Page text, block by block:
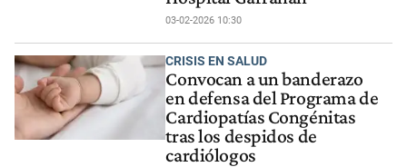
03-02-2026 10:30
CRISIS EN SALUD
Convocan a un banderazo
en defensa del Programa de
Cardiopatías Congénitas
tras los despidos de
cardiólogos